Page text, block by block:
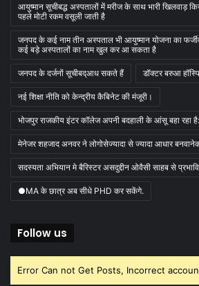
आयुष्मान सूचीबद्ध अस्पतालों में मरीज के साथ भारी खिलवाड़
पहले मोटी रकम वसूली जाती है
जनपद के कई नाम तीन अस्पताल भी आयुष्मान योजना का
कई बड़े अस्पतालों का नाम खुल कर आ सकता है
जनपद के दर्जनों सूचीबद्आध सकते हैं डॉक्टर बरुआ
नई शिक्षा नीति को केन्द्रीय कैबिनेट की मंजूरी।
भोजपुर राजकीय इंटर कॉलेज अपनी बदहाली के आंसू बहा रहा
मेनेजर शहजाद अनवर ने लोगोसेज्यादा से ज्यादा आधार
सदस्यता अभियान मे बैरिस्टर असदुद्दीन ओवैसी साहब से
●MA के छात्र अब सीधे PHD कर सकेंगे.
Follow us
Error Can not Get Posts, Incorrect